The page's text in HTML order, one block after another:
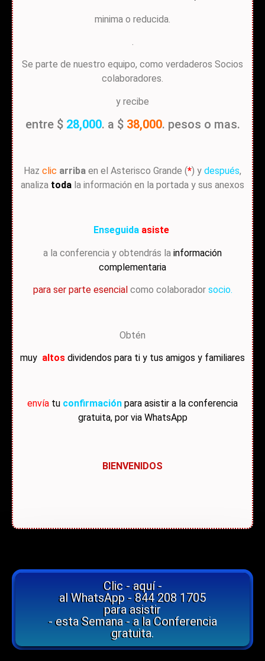
minima o reducida.
.
Se parte de nuestro equipo, como verdaderos Socios
colaboradores.
y recibe
entre $ 28,000. a $ 38,000. pesos o mas.
Haz clic arriba en el Asterisco Grande (*) y después,
analiza toda la información en la portada y sus anexos
Enseguida asiste
a la conferencia y obtendrás la información
complementaria
para ser parte esencial como colaborador socio.
Obtén
muy altos dividendos para ti y tus amigos y familiares
envía tu confirmación para asistir a la conferencia
gratuita, por via WhatsApp
BIENVENIDOS
Clic - aquí -
al WhatsApp - 844 208 1705
para asistir
- esta Semana - a la Conferencia
gratuita.